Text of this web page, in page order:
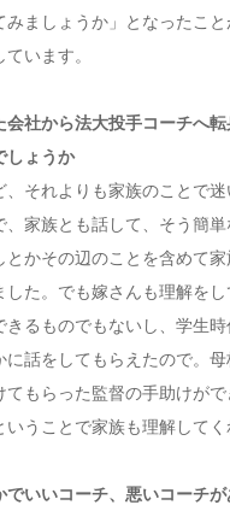
みましょうか」となったこ
います。
社から法大投手コーチへ転
しょうか
、それよりも家族のことで迷
、家族とも話して、そう簡
とかその辺のことを含めて
した。でも嫁さんも理解をし
きるものでもないし、学生時
に話をしてもらえたので。母
てもらった監督の手助けが
うことで家族も理解してく
いいコーチ、悪いコーチが